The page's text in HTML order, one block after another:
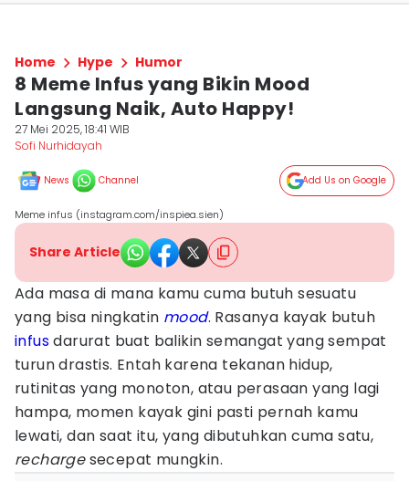
Home Hype Humor
8 Meme Infus yang Bikin Mood
Langsung Naik, Auto Happy!
27 Mei 2025, 18:41 WIB
Sofi Nurhidayah
News Channel Add Us on Google
Meme infus (instagram.com/inspiea.sien)
Share Article
Ada masa di mana kamu cuma butuh sesuatu
yang bisa ningkatin mood. Rasanya kayak butuh
infusdarurat buat balikin semangat yang sempat
turun drastis. Entah karena tekanan hidup,
rutinitas yang monoton, atau perasaan yang lagi
hampa, momen kayak gini pasti pernah kamu
lewati, dan saat itu, yang dibutuhkan cuma satu,
rechargesecepat mungkin.